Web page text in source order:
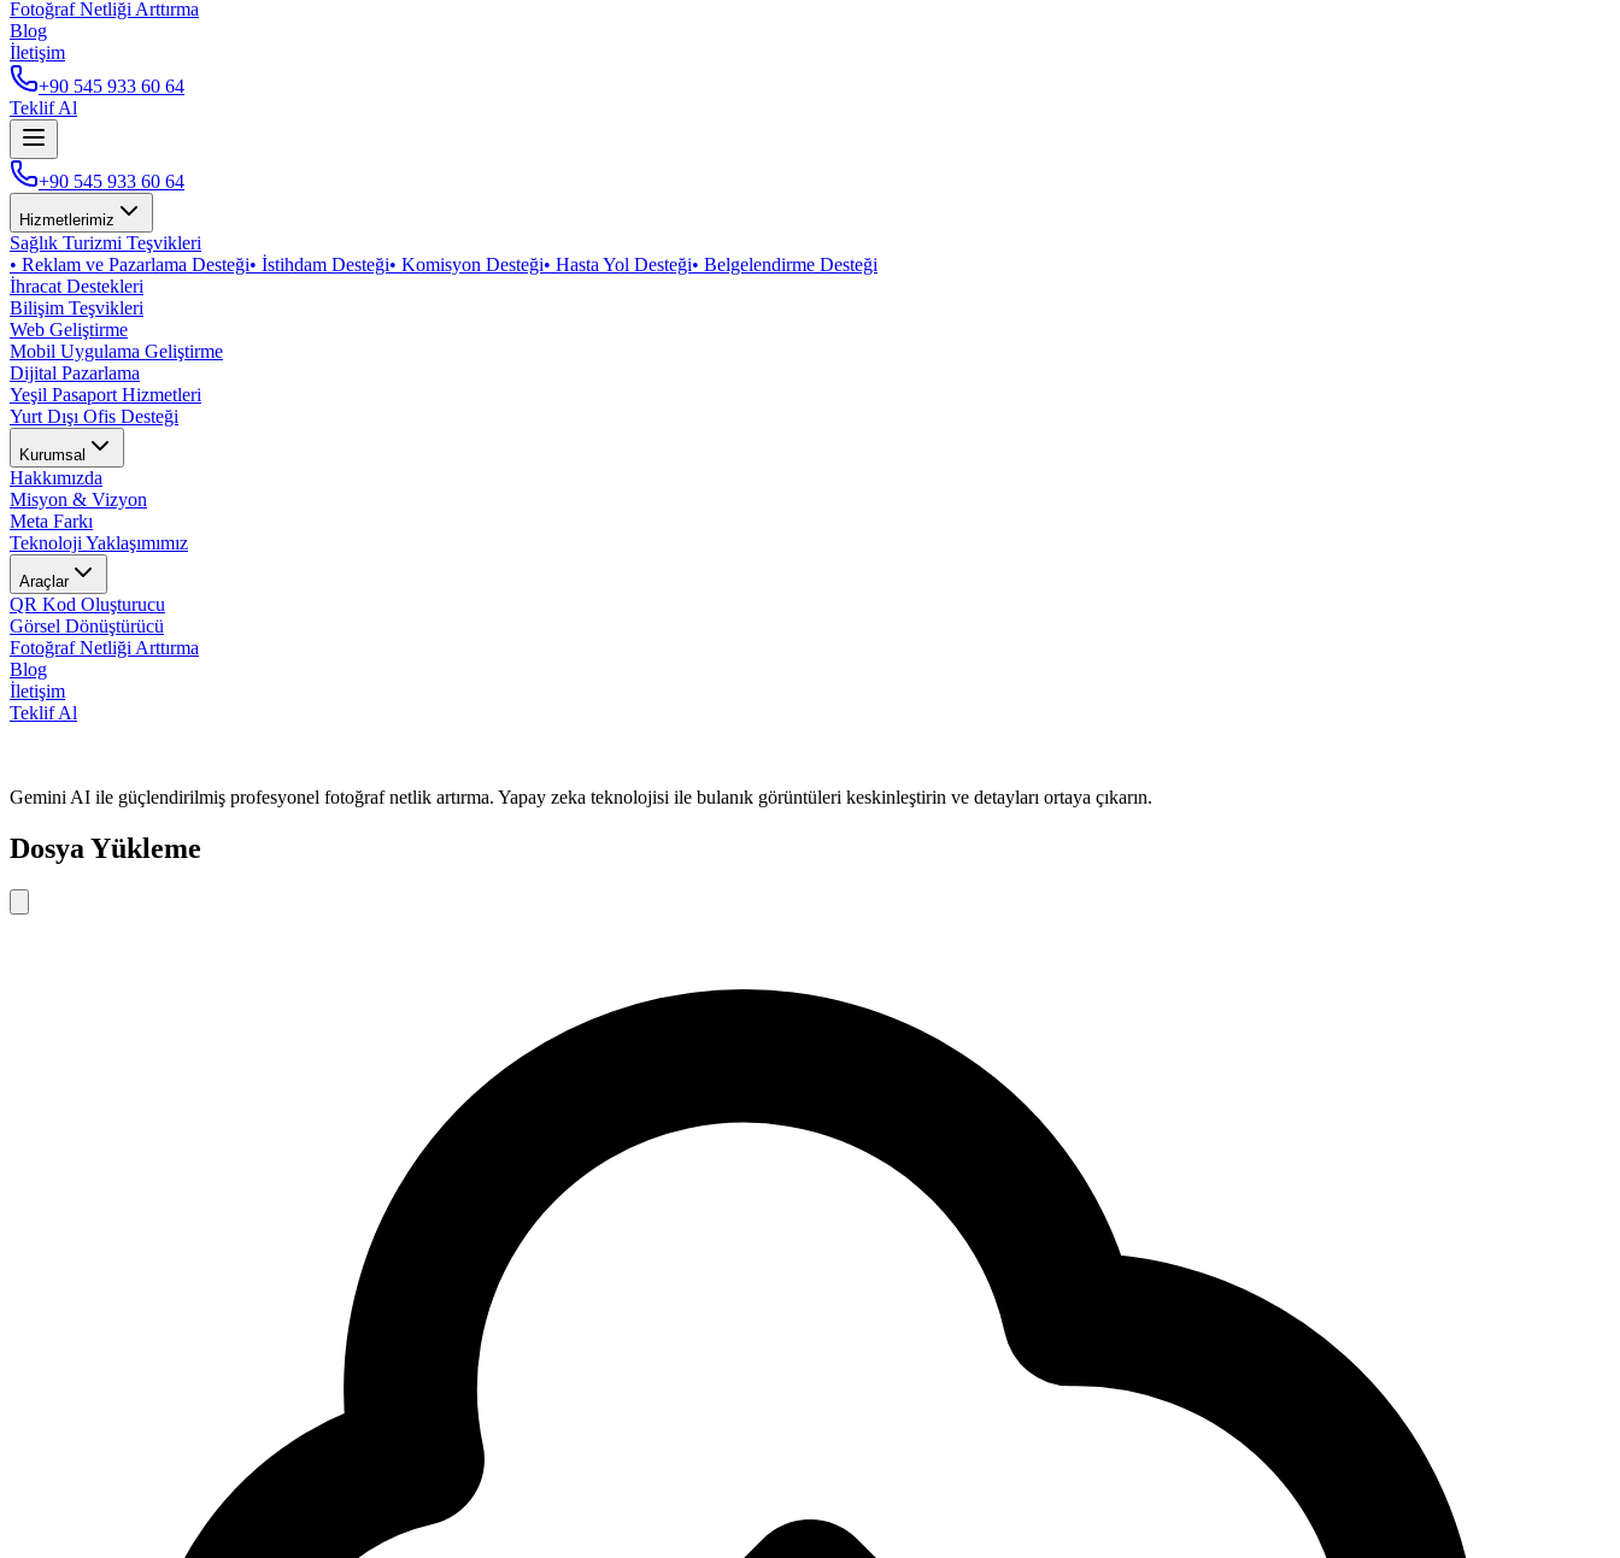
Fotoğraf Netliği Arttırma
Blog
İletişim
+90 545 933 60 64
Teklif Al
+90 545 933 60 64
Hizmetlerimiz
Sağlık Turizmi Teşvikleri
• Reklam ve Pazarlama Desteği• İstihdam Desteği• Komisyon Desteği• Hasta Yol Desteği• Belgelendirme Desteği
İhracat Destekleri
Bilişim Teşvikleri
Web Geliştirme
Mobil Uygulama Geliştirme
Dijital Pazarlama
Yeşil Pasaport Hizmetleri
Yurt Dışı Ofis Desteği
Kurumsal
Hakkımızda
Misyon & Vizyon
Meta Farkı
Teknoloji Yaklaşımımız
Araçlar
QR Kod Oluşturucu
Görsel Dönüştürücü
Fotoğraf Netliği Arttırma
Blog
İletişim
Teklif Al
Gemini AI ile güçlendirilmiş profesyonel fotoğraf netlik artırma. Yapay zeka teknolojisi ile bulanık görüntüleri keskinleştirin ve detayları ortaya çıkarın.
Dosya Yükleme